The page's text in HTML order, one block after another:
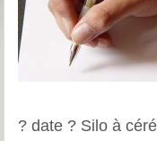
? date ? Silo à